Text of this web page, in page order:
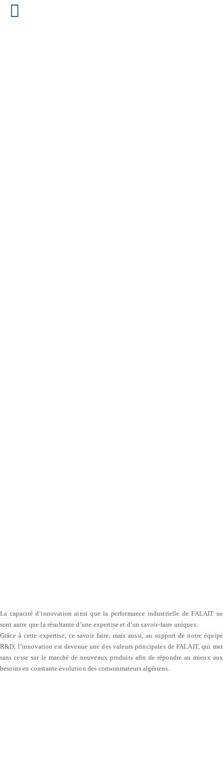
La capacité d’innovation ainsi que la performance industrielle de FALAIT ne
sont autre que la résultante d’une expertise et d’un savoir-faire uniques.
Grâce à cette expertise, ce savoir faire, mais aussi, au support de notre équipe
R&D, l’innovation est devenue une des valeurs principales de FALAIT, qui met
sans cesse sur le marché de nouveaux produits afin de répondre au mieux aux
besoins en constante évolution des consommateurs algériens.